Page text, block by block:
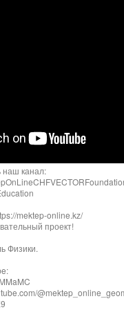
канал:
mektep-online.kz/
проект!
Физики.